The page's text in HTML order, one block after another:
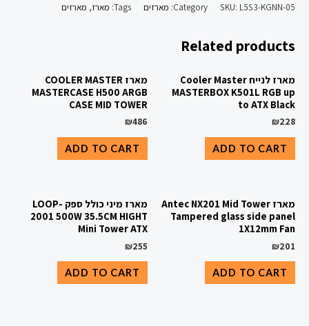
SKU: L5S3-KGNN-05
Category: מארזים Tags: מארז, מארזים
Related products
מארז לנייח Cooler Master
MASTERBOX K501L RGB up
to ATX Black
₪228
ADD TO CART
מארז COOLER MASTER
MASTERCASE H500 ARGB
CASE MID TOWER
₪486
ADD TO CART
מארז Antec NX201 Mid Tower
Tampered glass side panel
1X12mm Fan
₪201
ADD TO CART
מארז מיני כולל ספק LOOP-
2001 500W 35.5CM HIGHT
Mini Tower ATX
₪255
ADD TO CART